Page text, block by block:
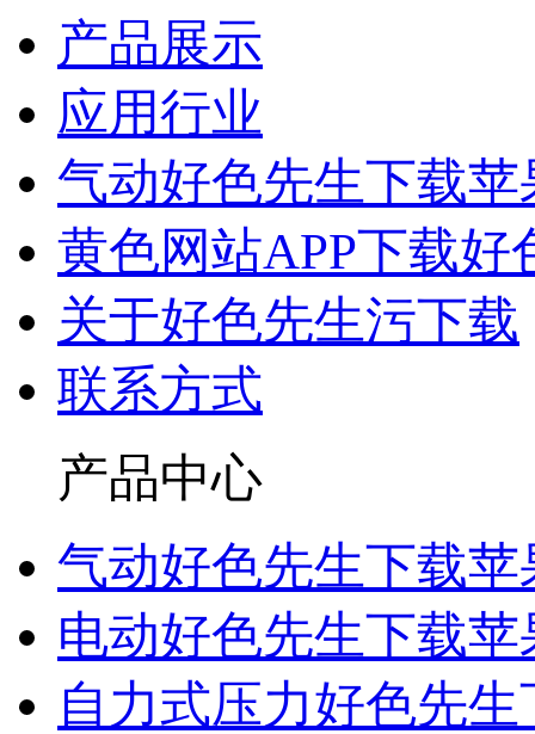
产品展示
应用行业
气动好色先生下载
黄色网站APP下载好
关于好色先生污下载
联系方式
产品中心
气动好色先生下载
电动好色先生下载
自力式压力好色先